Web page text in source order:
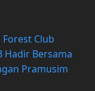
Club
Hadir Bersama
Pramusim